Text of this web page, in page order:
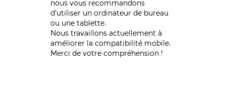
nous vous recommandons
d'utiliser un ordinateur de bureau
ou une tablette.
Nous travaillons actuellement à
améliorer la compatibilité mobile.
Merci de votre compréhension !